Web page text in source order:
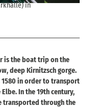
in
is the boat trip on the
deep Kirnitzsch gorge.
1580 in order to transport
In the 19th century,
transported through the